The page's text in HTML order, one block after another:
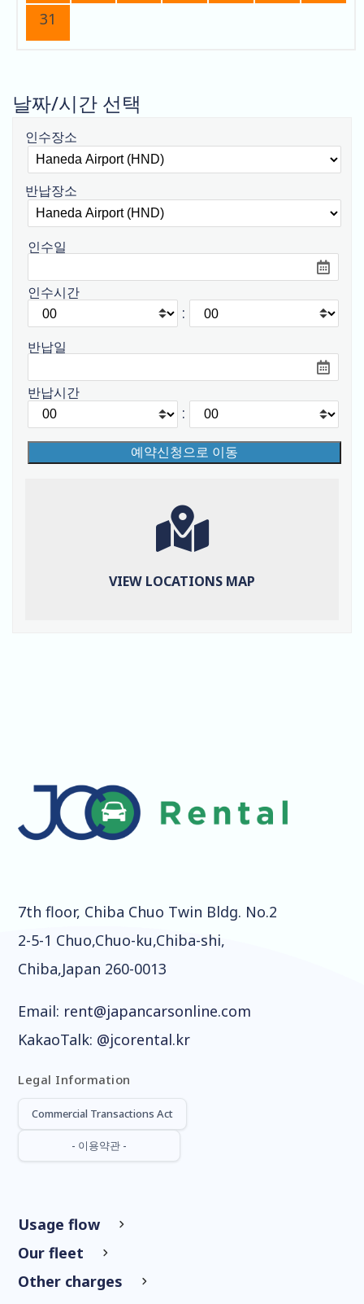
31
날짜/시간 선택
인수장소
반납장소
인수일
인수시간
:
반납일
반납시간
:
VIEW LOCATIONS MAP
7th floor, Chiba Chuo Twin Bldg. No.2
2-5-1 Chuo,Chuo-ku,Chiba-shi,
Chiba,Japan 260-0013
Email: rent@japancarsonline.com
KakaoTalk: @jcorental.kr
Legal Information
Commercial Transactions Act
- 이용약관 -
Usage flow
Our fleet
Other charges